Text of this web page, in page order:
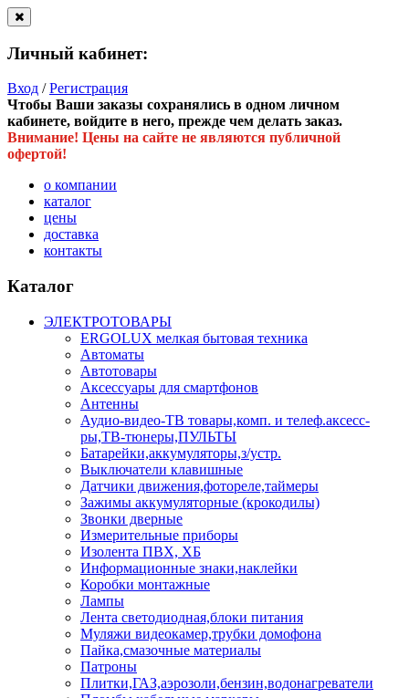
Личный кабинет:
Вход /Регистрация
Чтобы Ваши заказы сохранялись в одном личном
кабинете, войдите в него, прежде чем делать заказ.
Внимание! Цены на сайте не являются публичной
офертой!
о компании
каталог
цены
доставка
контакты
Каталог
ЭЛЕКТРОТОВАРЫ
ERGOLUX мелкая бытовая техника
Автоматы
Автотовары
Аксессуары для смартфонов
Антенны
Аудио-видео-ТВ товары,комп. и телеф.аксесс-
ры,ТВ-тюнеры,ПУЛЬТЫ
Батарейки,аккумуляторы,з/устр.
Выключатели клавишные
Датчики движения,фотореле,таймеры
Зажимы аккумуляторные (крокодилы)
Звонки дверные
Измерительные приборы
Изолента ПВХ, ХБ
Информационные знаки,наклейки
Коробки монтажные
Лампы
Лента светодиодная,блоки питания
Муляжи видеокамер,трубки домофона
Пайка,смазочные материалы
Патроны
Плитки,ГАЗ,аэрозоли,бензин,водонагреватели